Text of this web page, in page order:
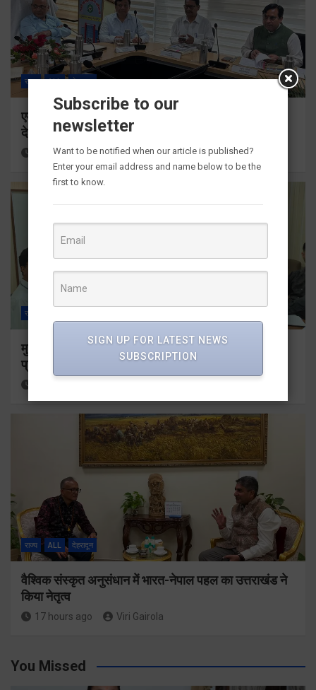
राज्य ALL देहरादून
एमडीडीए बोर्ड बैठक में 25 विकास प्रस्तावों को मिली मंजूरी,
देहरादून-मसूरी के नियोजित विकास को मिलेगी रफ्तार
15 hours ago Viri Gairola
राज्य
मुख्यमंत्री के दिशा-निर्देशों में पीएम आवास योजना (शहरी) की
प्रगति की हुई समीक्षा
राज्य ALL देहरादून
वैश्विक संस्कृत अनुसंधान में भारत-नेपाल पहल का उत्तराखंड ने
किया नेतृत्व
17 hours ago Viri Gairola
You Missed
Subscribe to our
newsletter
Want to be notified when our article is published?
Enter your email address and name below to be the
first to know.
SIGN UP FOR LATEST NEWS
SUBSCRIPTION